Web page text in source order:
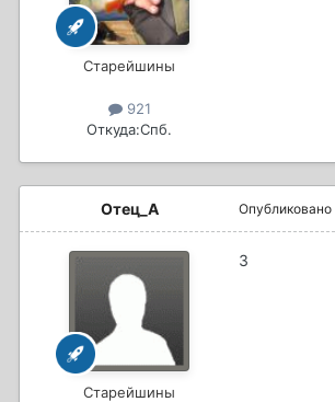
Старейшины
921
Откуда:Спб.
Отец_А
Старейшины
Опубликовано
3